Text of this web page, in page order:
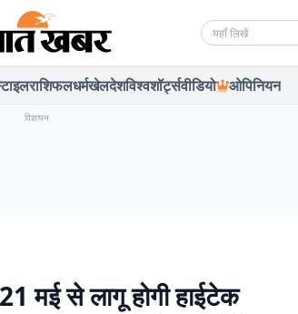
Search news
राशिफलधर्मखेलदेशविश्वशॉर्ट्सवीडियो ओपिनियन
विज्ञापन
मई से लागू होगी हाईटेक